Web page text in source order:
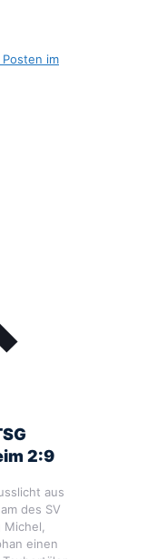
im
2:9
aus
des SV
Michel,
einen